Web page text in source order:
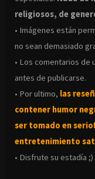
religiosos, de
• Imágenes están
no sean demasiado
• Los comentarios de
antes de publicarse.
• Por ultimo, las
contener humor
ser tomado en
entretenimiento
• Disfrute su estadía ;)